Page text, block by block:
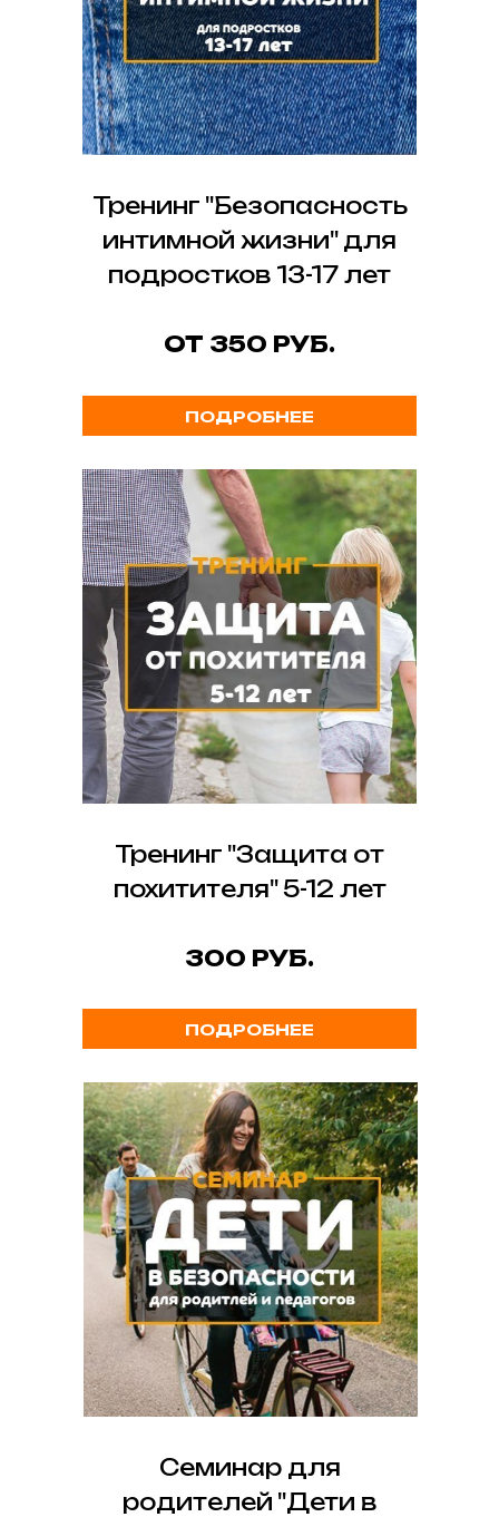
Тренинг "Защита от
похитителя" 5-12 лет
300 РУБ.
ПОДРОБНЕЕ
Семинар для
родителей "Дети в
ПОДРОБНЕЕ
Тренинг "Безопасность
интимной жизни" для
подростков 13-17 лет
ОТ 350 РУБ.